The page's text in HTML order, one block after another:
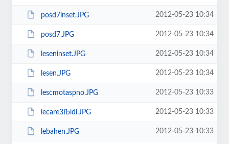
posd7inset.JPG 2012-05-23 10:34
posd7.JPG 2012-05-23 10:34
leseninset.JPG 2012-05-23 10:34
lesen.JPG 2012-05-23 10:34
lescmotaspno.JPG 2012-05-23 10:33
lecare3fbldi.JPG 2012-05-23 10:33
lebahen.JPG 2012-05-23 10:33